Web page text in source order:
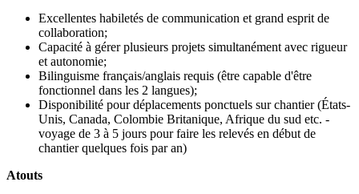
Excellentes habiletés de communication et grand esprit de
collaboration;
Capacité à gérer plusieurs projets simultanément avec rigueur
et autonomie;
Bilinguisme français/anglais requis (être capable d'être
fonctionnel dans les 2 langues);
Disponibilité pour déplacements ponctuels sur chantier (États-
Unis, Canada, Colombie Britanique, Afrique du sud etc. -
voyage de 3 à 5 jours pour faire les relevés en début de
chantier quelques fois par an)
Atouts